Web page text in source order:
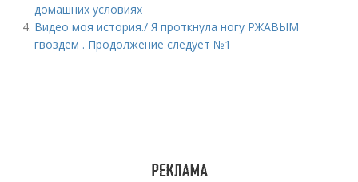
домашних условиях
Видео моя история./ Я проткнула ногу РЖАВЫМ
гвоздем . Продолжение следует №1